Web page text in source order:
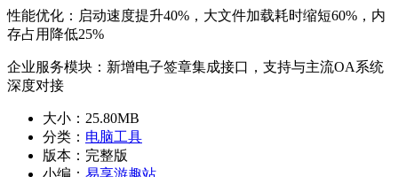
性能优化：启动速度提升40%，大文件加载耗时缩短60%，内
存占用降低25%
企业服务模块：新增电子签章集成接口，支持与主流OA系统
深度对接
大小： 25.80MB
分类： 电脑工具
版本： 完整版
小编： 易享游趣站